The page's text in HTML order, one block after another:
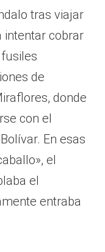
tras viajar
intentar cobrar
de
donde
con el
En esas
el
el
entraba